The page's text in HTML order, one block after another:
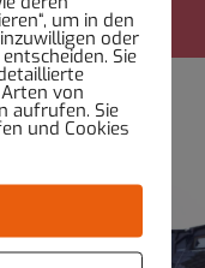
um in den
oder
Sie
von
aufrufen. Sie
und Cookies